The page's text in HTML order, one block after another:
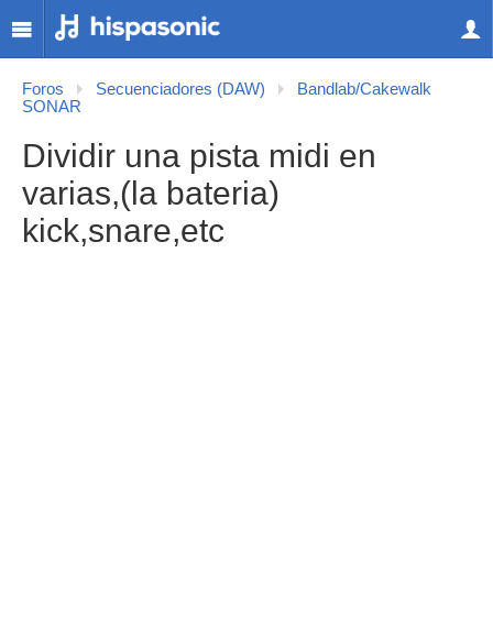
Foros Secuenciadores (DAW)
Bandlab/Cakewalk
SONAR
Dividir una pista midi en
varias,(la bateria)
kick,snare,etc